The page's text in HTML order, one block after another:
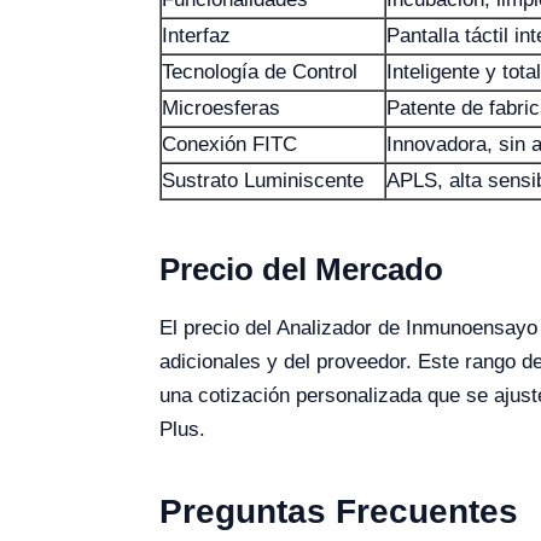
Interfaz
Pantalla táctil
Tecnología de Control
Inteligente y
Microesferas
Patente de
Conexión FITC
Innovadora, sin
Sustrato Luminiscente
APLS, alta
Precio del Mercado
El precio del Analizador de
adicionales y del proveedor. Este rango
una cotización personalizada que se
Plus.
Preguntas Frecuentes